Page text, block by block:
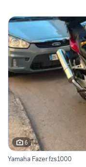
6
Yamaha Fazer fzs1000